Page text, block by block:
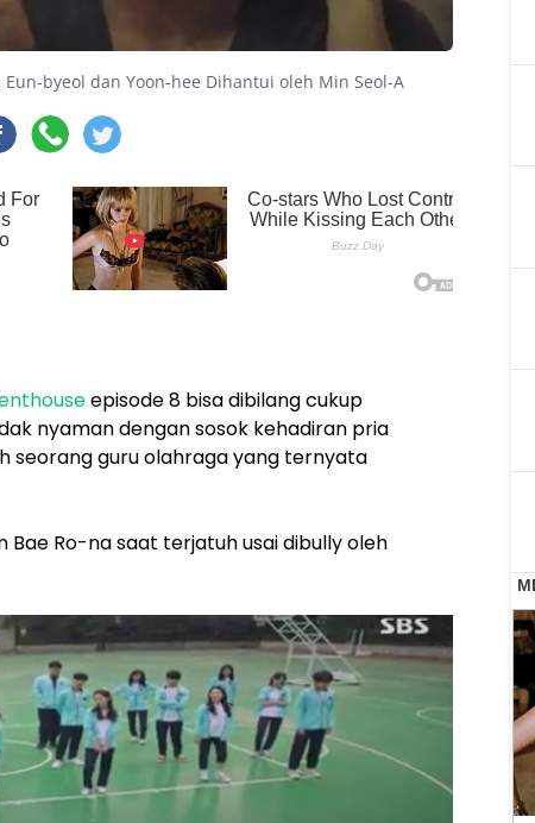
byeol dan Yoon-hee Dihantui oleh Min Seol-A
episode 8 bisa dibilang cukup
nyaman dengan sosok kehadiran pria
seorang guru olahraga yang ternyata
Ro-na saat terjatuh usai dibully oleh